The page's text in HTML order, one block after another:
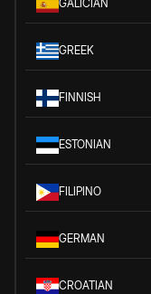
GALICIAN
GREEK
FINNISH
ESTONIAN
FILIPINO
GERMAN
CROATIAN